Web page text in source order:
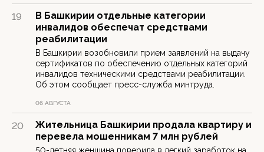
19
В Башкирии отдельные категории
инвалидов обеспечат средствами
реабилитации
В Башкирии возобновили прием заявлений на выдачу
сертификатов по обеспечению отдельных категорий
инвалидов техническими средствами реабилитации.
Об этом сообщает пресс-служба минтруда.
06 АВГУСТА
20
Жительница Башкирии продала квартиру и
перевела мошенникам 7 млн рублей